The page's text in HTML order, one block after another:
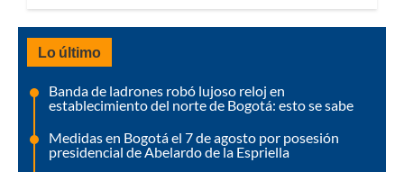
Lo último
Banda de ladrones robó lujoso reloj en
establecimiento del norte de Bogotá: esto se sabe
Medidas en Bogotá el 7 de agosto por posesión
presidencial de Abelardo de la Espriella